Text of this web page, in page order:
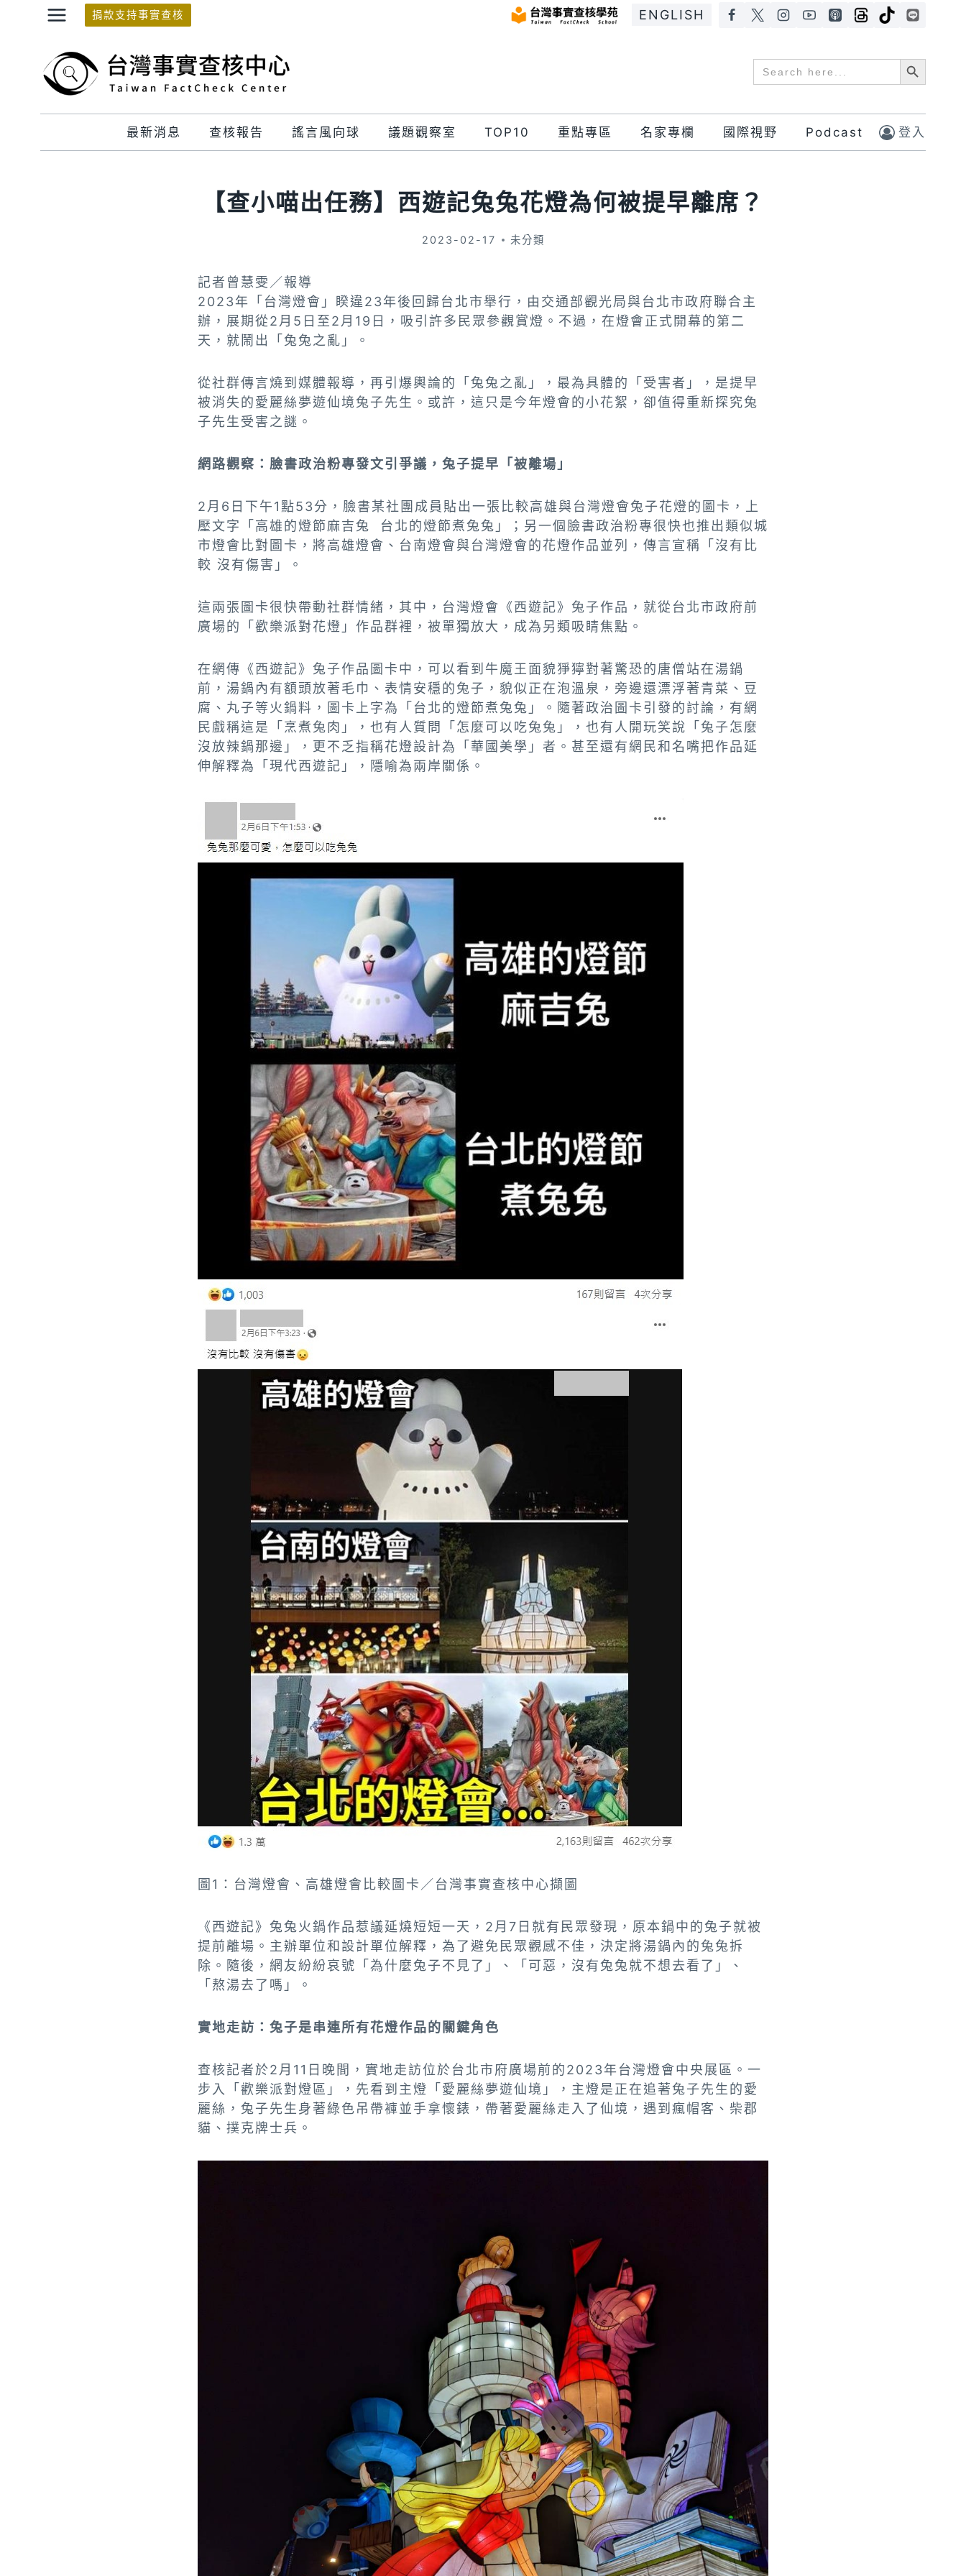
捐款支持事實查核 ENGLISH
Search
for:
Search Button
最新消息 查核報告 謠言風向球 議題觀察室 TOP10 重點專區 名家專欄 國際視野 Podcast 登入
【查小喵出任務】西遊記兔兔花燈為何被提早離席？
2023-02-17 未分類
記者曾慧雯／報導
2023年「台灣燈會」睽違23年後回歸台北市舉行，由交通部觀光局與台北市政府聯合主
辦，展期從2月5日至2月19日，吸引許多民眾參觀賞燈。不過，在燈會正式開幕的第二
天，就鬧出「兔兔之亂」。
從社群傳言燒到媒體報導，再引爆輿論的「兔兔之亂」，最為具體的「受害者」，是提早
被消失的愛麗絲夢遊仙境兔子先生。或許，這只是今年燈會的小花絮，卻值得重新探究兔
子先生受害之謎。
網路觀察：臉書政治粉專發文引爭議，兔子提早「被離場」
2月6日下午1點53分，臉書某社團成員貼出一張比較高雄與台灣燈會兔子花燈的圖卡，上
壓文字「高雄的燈節麻吉兔 台北的燈節煮兔兔」；另一個臉書政治粉專很快也推出類似城
市燈會比對圖卡，將高雄燈會、台南燈會與台灣燈會的花燈作品並列，傳言宣稱「沒有比
較 沒有傷害」。
這兩張圖卡很快帶動社群情緒，其中，台灣燈會《西遊記》兔子作品，就從台北市政府前
廣場的「歡樂派對花燈」作品群裡，被單獨放大，成為另類吸睛焦點。
在網傳《西遊記》兔子作品圖卡中，可以看到牛魔王面貌猙獰對著驚恐的唐僧站在湯鍋
前，湯鍋內有額頭放著毛巾、表情安穩的兔子，貌似正在泡溫泉，旁邊還漂浮著青菜、豆
腐、丸子等火鍋料，圖卡上字為「台北的燈節煮兔兔」。隨著政治圖卡引發的討論，有網
民戲稱這是「烹煮兔肉」，也有人質問
「怎麼可以吃兔兔」，也有人開玩笑說「兔子怎麼
沒放辣鍋那邊」，更不乏指稱花燈設計為「華國美學」者 。 甚至還有網民和名嘴把作品延
伸解釋為「現代西遊記」，隱喻為兩岸關係。
圖1 ：台灣燈會、高雄燈會比較圖卡／台灣事實查核中心擷圖
《西遊記》兔兔火鍋作品惹議延燒短短一天，2月7日就有民眾發現，原本鍋中的兔子就被
提前離場。主辦單位和設計單位解釋，為了避免民眾觀感不佳，決定將湯鍋內的兔兔拆
除。隨後，網友紛紛哀號「為什麼兔子不見了」、「可惡，沒有兔兔就不想去看了」、
「熬湯去了嗎」。
實地走訪：兔子是串連所有花燈作品的關鍵角色
查核記者於2月11日晚間，實地走訪位於台北市府廣場前的2023年台灣燈會中央展區。一
步入「歡樂派對燈區」，先看到主燈「愛麗絲夢遊仙境」，主燈是正在追著兔子先生的愛
麗絲，兔子先生身著綠色吊帶褲並手拿懷錶，帶著愛麗絲走入了仙境，遇到瘋帽客、柴郡
貓、撲克牌士兵。